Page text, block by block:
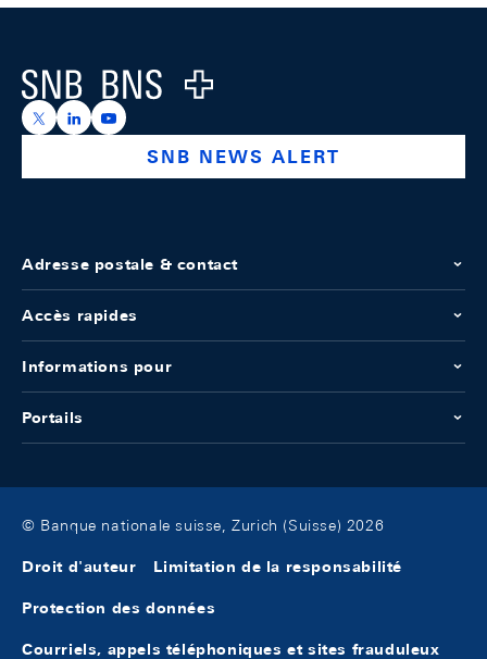
Logo
https://x.com/snb_bns
https://ch.linkedin.com/company/swiss-national-
https://www.youtube.com/@swissnationalbank
SNB NEWS ALERT
Adresse postale & contact
Accès rapides
Informations pour
Portails
© Banque nationale suisse, Zurich (Suisse) 2026
Droit d'auteur Limitation de la responsabilité
Protection des données
Courriels, appels téléphoniques et sites frauduleux